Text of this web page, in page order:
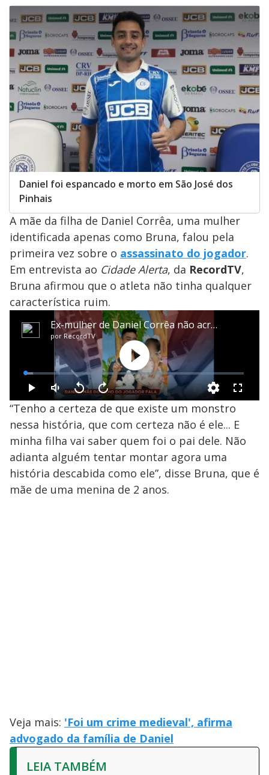
Daniel foi espancado e morto em São José dos
Pinhais
A mãe da filha de Daniel Corrêa, uma mulher
identificada apenas como Bruna, falou pela
primeira vez sobre o assassinato do jogador.
Em entrevista ao Cidade Alerta, da RecordTV,
Bruna afirmou que o atleta não tinha qualquer
característica ruim.
“Tenho a certeza de que existe um monstro
nessa história, que com certeza não é ele... E
minha filha vai saber quem foi o pai dele. Não
adianta alguém tentar montar agora uma
história descabida como ele”, disse Bruna, que é
mãe de uma menina de 2 anos.
Veja mais: 'Foi um crime medieval', afirma
advogado da família de Daniel
LEIA TAMBÉM